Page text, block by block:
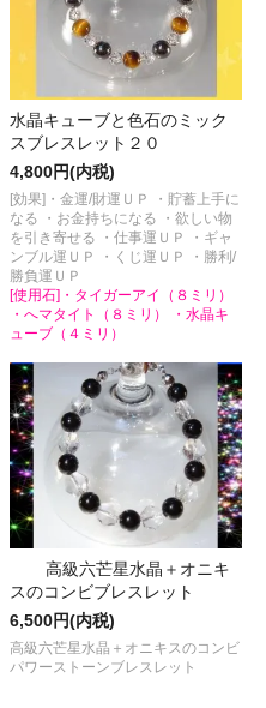
水晶キューブと色石のミック
スブレスレット２０
4,800円(内税)
[効果]・金運/財運ＵＰ ・貯蓄上手に
なる ・お金持ちになる ・欲しい物
を引き寄せる ・仕事運ＵＰ ・ギャ
ンブル運ＵＰ ・くじ運ＵＰ ・勝利/
勝負運ＵＰ
[使用石]・タイガーアイ（８ミリ）
・へマタイト（８ミリ） ・水晶キ
ューブ（４ミリ）
高級六芒星水晶＋オニキ
スのコンビブレスレット
6,500円(内税)
高級六芒星水晶＋オニキスのコンビ
パワーストーンブレスレット